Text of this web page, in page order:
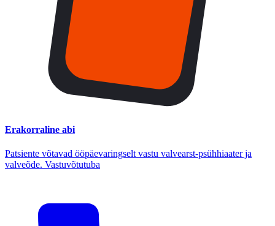
Erakorraline abi
Patsiente võtavad ööpäevaringselt vastu valvearst-psühhiaater ja
valveõde. Vastuvõtutuba